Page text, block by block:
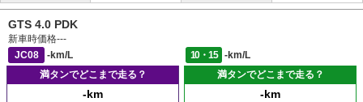
GTS 4.0 PDK
新車時価格---
JC08
-km/L 10・15
-km/L
満タンでどこまで走る？
-km
満タンでどこまで走る？
-km